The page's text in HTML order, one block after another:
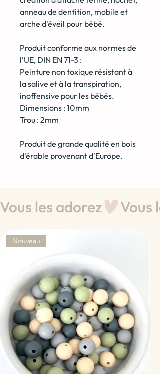
anneau de dentition, mobile et
arche d'éveil pour bébé.
Produit conforme aux normes de
l'UE, DIN EN 71-3 :
Peinture non toxique résistant à
la salive et à la transpiration,
inoffensive pour les bébés.
Dimensions : 10mm
Trou : 2mm
Produit de grande qualité en bois
d'érable provenant d'Europe.
Vous les adorez
Nouveau